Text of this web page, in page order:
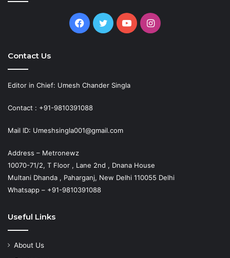
Facebook
TwitterYouTubeInstagram
Contact Us
Editor in Chief: Umesh Chander Singla
Contact : +91-9810391088
Mail ID: Umeshsingla001@gmail.com
Address – Metronewz
10070-71/2, T Floor , Lane 2nd , Dnana House
Multani Dhanda , Paharganj, New Delhi 110055 Delhi
Whatsapp – +91-9810391088
Useful Links
About Us